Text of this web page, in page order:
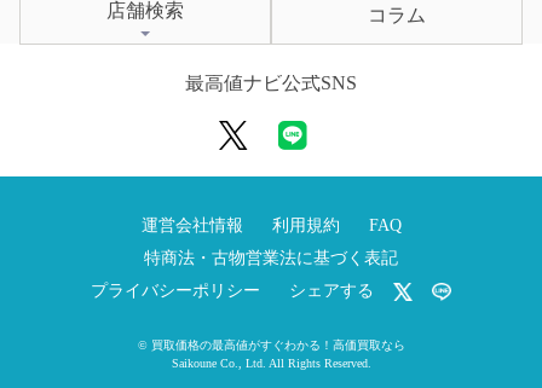
店舗検索 コラム
最高値ナビ公式SNS
運営会社情報 利用規約
FAQ
特商法・古物営業法に基づく表記
プライバシーポリシー
シェアする
© 買取価格の最高値がすぐわかる！高価買取なら
Saikoune Co., Ltd. All Rights Reserved.